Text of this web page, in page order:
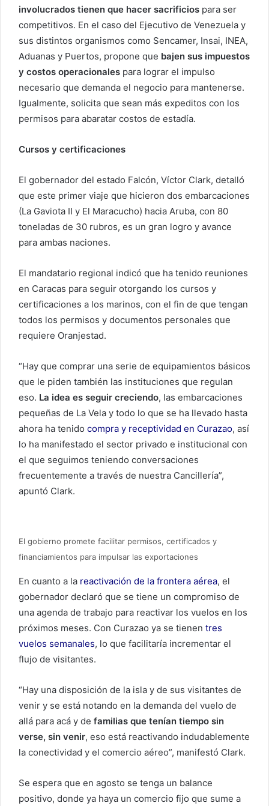
involucrados tienen que hacer sacrificios para ser
competitivos. En el caso del Ejecutivo de Venezuela y
sus distintos organismos como Sencamer, Insai, INEA,
Aduanas y Puertos, propone que bajen sus impuestos
y costos operacionales para lograr el impulso
necesario que demanda el negocio para mantenerse.
Igualmente, solicita que sean más expeditos con los
permisos para abaratar costos de estadía.
Cursos y certificaciones
El gobernador del estado Falcón, Víctor Clark, detalló
que este primer viaje que hicieron dos embarcaciones
(La Gaviota II y El Maracucho) hacia Aruba, con 80
toneladas de 30 rubros, es un gran logro y avance
para ambas naciones.
El mandatario regional indicó que ha tenido reuniones
en Caracas para seguir otorgando los cursos y
certificaciones a los marinos, con el fin de que tengan
todos los permisos y documentos personales que
requiere Oranjestad.
“Hay que comprar una serie de equipamientos básicos
que le piden también las instituciones que regulan
eso. La idea es seguir creciendo, las embarcaciones
pequeñas de La Vela y todo lo que se ha llevado hasta
ahora ha tenido compra y receptividad en Curazao, así
lo ha manifestado el sector privado e institucional con
el que seguimos teniendo conversaciones
frecuentemente a través de nuestra Cancillería”,
apuntó Clark.
El gobierno promete facilitar permisos, certificados y
financiamientos para impulsar las exportaciones
En cuanto a la reactivación de la frontera aérea, el
gobernador declaró que se tiene un compromiso de
una agenda de trabajo para reactivar los vuelos en los
próximos meses. Con Curazao ya se tienen tres
vuelos semanales, lo que facilitaría incrementar el
flujo de visitantes.
“Hay una disposición de la isla y de sus visitantes de
venir y se está notando en la demanda del vuelo de
allá para acá y de familias que tenían tiempo sin
verse, sin venir, eso está reactivando indudablemente
la conectividad y el comercio aéreo”, manifestó Clark.
Se espera que en agosto se tenga un balance
positivo, donde ya haya un comercio fijo que sume a